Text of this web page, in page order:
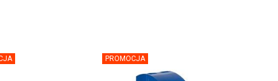
PROMOCJA